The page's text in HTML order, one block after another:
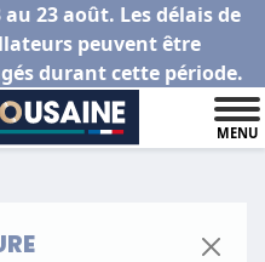
23 août. Les délais de
peuvent être
durant cette période.
MENU